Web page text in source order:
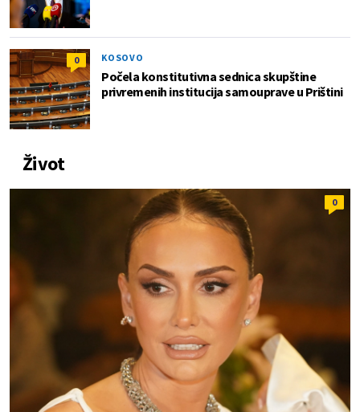
0 KOSOVO
Počela konstitutivna sednica skupštine
privremenih institucija samouprave u Prištini
Život
0